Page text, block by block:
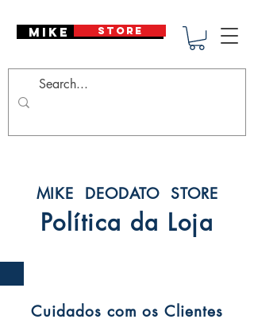
Mike Deodato
STORE
MIKE DEODATO STORE
Política da Loja
Cuidados com os Clientes